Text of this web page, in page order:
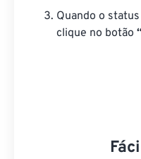
Quando o
clique no botão